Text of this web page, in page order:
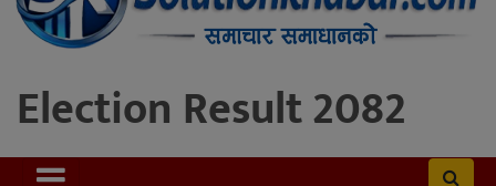
Election Result 2082